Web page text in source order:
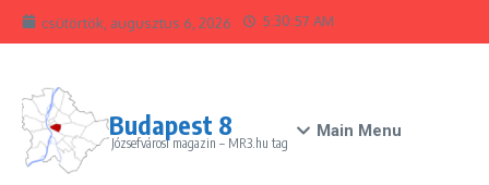
Ugrás a tartalomhoz
csütörtök, augusztus 6, 2026 5:30:58 AM
Budapest 8
Józsefvárosi magazin – MR3.hu tag
Main Menu